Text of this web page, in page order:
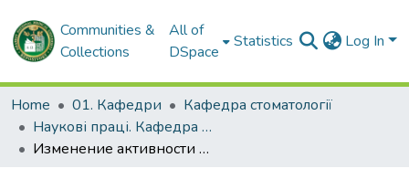
Communities &
Collections
All of
DSpace
Statistics Log In
Home 01. Кафедри
Кафедра стоматології
Наукові праці. Кафедра стоматології
Изменение активности каталазы у больных генерализованным пародонтитом хронического течения